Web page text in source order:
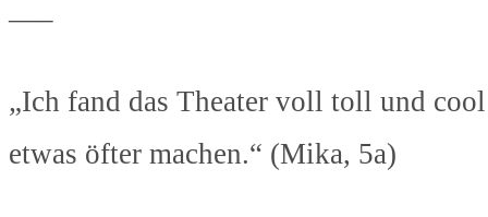
—–
„Ich fand das Theater voll toll und
etwas öfter machen.“ (Mika, 5a)